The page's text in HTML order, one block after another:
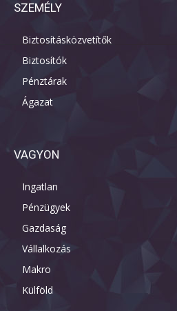
SZEMÉLY
Biztosításközvetítők
Biztosítók
Pénztárak
Ágazat
VAGYON
Ingatlan
Pénzügyek
Gazdaság
Vállalkozás
Makro
Külföld